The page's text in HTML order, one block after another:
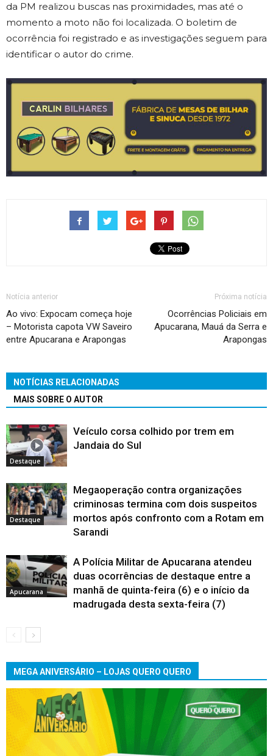
da PM realizou buscas nas proximidades, mas até o
momento a moto não foi localizada. O boletim de
ocorrência foi registrado e as investigações seguem para
identificar o autor do crime.
Notícia anterior
Ao vivo: Expocam começa hoje
– Motorista capota VW Saveiro
entre Apucarana e Arapongas
Próxima notícia
Ocorrências Policiais em
Apucarana, Mauá da Serra e
Arapongas
NOTÍCIAS RELACIONADAS
MAIS SOBRE O AUTOR
Destaque
Veículo corsa colhido por trem em
Jandaia do Sul
Destaque
Megaoperação contra organizações
criminosas termina com dois suspeitos
mortos após confronto com a Rotam em
Sarandi
Apucarana
A Polícia Militar de Apucarana atendeu
duas ocorrências de destaque entre a
manhã de quinta-feira (6) e o início da
madrugada desta sexta-feira (7)
MEGA ANIVERSÁRIO – LOJAS QUERO QUERO